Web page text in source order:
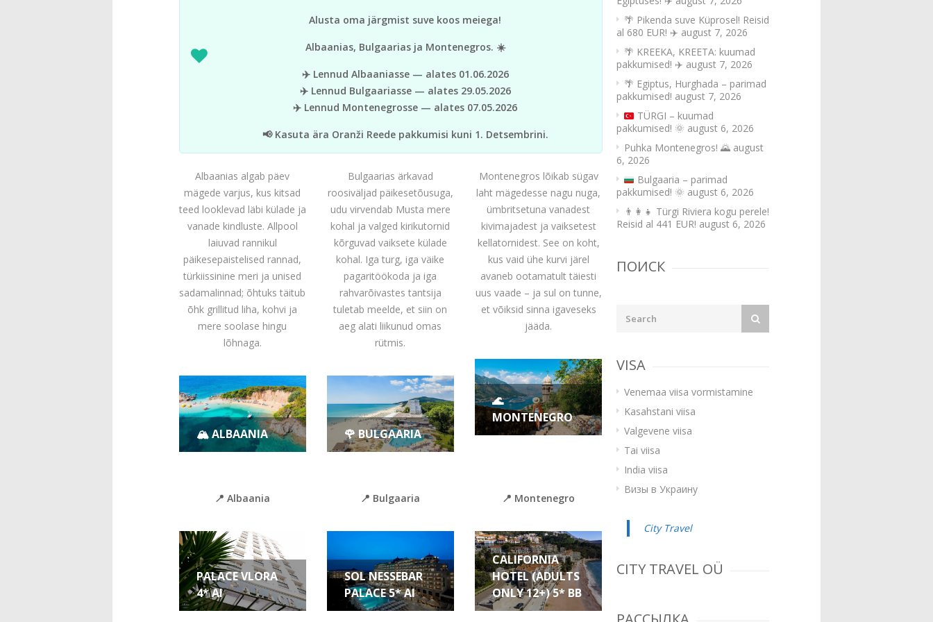
Alusta oma järgmist suve koos meiega!
Albaanias, Bulgaarias ja Montenegros. ☀️
✈️ Lennud Albaaniasse — alates 01.06.2026
✈️ Lennud Bulgaariasse — alates 29.05.2026
✈️ Lennud Montenegrosse — alates 07.05.2026
📢 Kasuta ära Oranži Reede pakkumisi kuni 1. Detsembrini.
Albaanias algab päev
mägede varjus, kus kitsad
teed looklevad läbi külade ja
vanade kindluste. Allpool
laiuvad rannikul
päikesepaistelised rannad,
türkiissinine meri ja unised
sadamalinnad; õhtuks täitub
õhk grillitud liha, kohvi ja
mere soolase hingu
lõhnaga.
🏔️ ALBAANIA
Bulgaarias ärkavad
roosiväljad päikesetõusuga,
udu virvendab Musta mere
kohal ja valged kirikutornid
kõrguvad vaiksete külade
kohal. Iga turg, iga väike
pagaritöökoda ja iga
rahvarõivastes tantsija
tuletab meelde, et siin on
aeg alati liikunud omas
rütmis.
🌹 BULGAARIA
Montenegros lõikab sügav
laht mägedesse nagu nuga,
ümbritsetuna vanadest
kivimajadest ja vaiksetest
kellatornidest. See on koht,
kus vaid ühe kurvi järel
avaneb ootamatult täiesti
uus vaade – ja sul on tunne,
et võiksid sinna igaveseks
jääda.
🌊
MONTENEGRO
📍 Albaania
PALACE VLORA
4* AI
📍 Bulgaaria
SOL NESSEBAR
PALACE 5* AI
📍 Montenegro
CALIFORNIA
HOTEL (ADULTS
ONLY 12+) 5* BB
🌴 Pikenda suve Küprosel! Reisid
al 680 EUR! ✈️ august 7, 2026
🌴 KREEKA, KREETA: kuumad
pakkumised! ✈️ august 7, 2026
🌴 Egiptus, Hurghada – parimad
pakkumised! august 7, 2026
TÜRGI – kuumad
pakkumised! 🌞 august 6, 2026
Puhka Montenegros! 🌄 august
6, 2026
Bulgaaria – parimad
pakkumised! 🌞 august 6, 2026
👨‍👩‍👧 Türgi Riviera kogu perele!
Reisid al 441 EUR! august 6, 2026
ПОИСК
VISA
Venemaa viisa vormistamine
Kasahstani viisa
Valgevene viisa
Tai viisa
India viisa
Визы в Украину
City Travel
CITY TRAVEL OÜ